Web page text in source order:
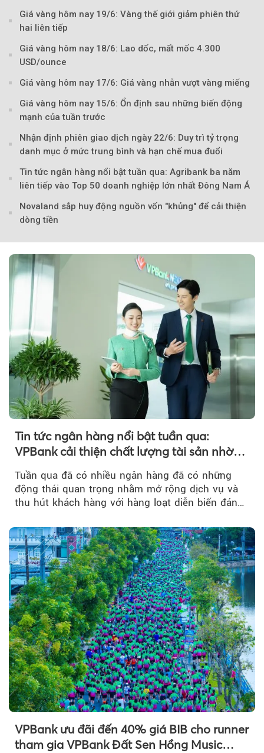
Theo
Giá vàng hôm nay 19/6: Vàng thế giới giảm phiên thứ
hai liên tiếp
Giá vàng hôm nay 18/6: Lao dốc, mất mốc 4.300
USD/ounce
Giá vàng hôm nay 17/6: Giá vàng nhẫn vượt vàng miếng
Giá vàng hôm nay 15/6: Ổn định sau những biến động
mạnh của tuần trước
Nhận định phiên giao dịch ngày 22/6: Duy trì tỷ trọng
danh mục ở mức trung bình và hạn chế mua đuổi
Tin tức ngân hàng nổi bật tuần qua: Agribank ba năm
liên tiếp vào Top 50 doanh nghiệp lớn nhất Đông Nam Á
Novaland sắp huy động nguồn vốn "khủng" để cải thiện
dòng tiền
Tin tức ngân hàng nổi bật tuần qua:
VPBank cải thiện chất lượng tài sản nhờ
quản trị rủi ro và công nghệ
Tuần qua đã có nhiều ngân hàng đã có những
động thái quan trọng nhằm mở rộng dịch vụ và
thu hút khách hàng với hàng loạt diễn biến đáng
VPBank ưu đãi đến 40% giá BIB cho runner
tham gia VPBank Đất Sen Hồng Music